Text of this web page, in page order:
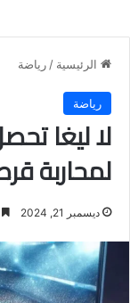
الرئيسية / رياضة
رياضة
لا ليغا
لمحاربة
ديسمبر 21, 2024